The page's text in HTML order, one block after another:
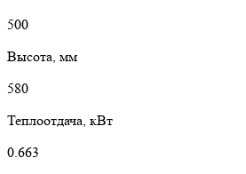
500
Высота, мм
580
Теплоотдача, кВт
0.663